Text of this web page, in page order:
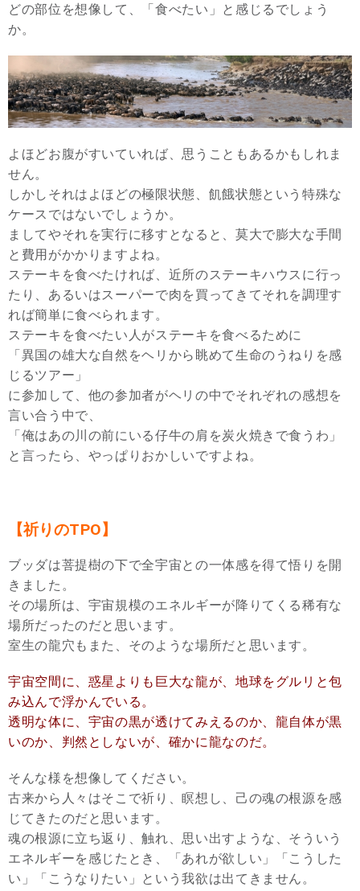
どの部位を想像して、「食べたい」と感じるでしょう
か。
よほどお腹がすいていれば、思うこともあるかもしれま
せん。
しかしそれはよほどの極限状態、飢餓状態という特殊な
ケースではないでしょうか。
ましてやそれを実行に移すとなると、莫大で膨大な手間
と費用がかかりますよね。
ステーキを食べたければ、近所のステーキハウスに行っ
たり、あるいはスーパーで肉を買ってきてそれを調理す
れば簡単に食べられます。
ステーキを食べたい人がステーキを食べるために
「異国の雄大な自然をヘリから眺めて生命のうねりを感
じるツアー」
に参加して、他の参加者がヘリの中でそれぞれの感想を
言い合う中で、
「俺はあの川の前にいる仔牛の肩を炭火焼きで食うわ」
と言ったら、やっぱりおかしいですよね。
【祈りのTPO】
ブッダは菩提樹の下で全宇宙との一体感を得て悟りを開
きました。
その場所は、宇宙規模のエネルギーが降りてくる稀有な
場所だったのだと思います。
室生の龍穴もまた、そのような場所だと思います。
宇宙空間に、惑星よりも巨大な龍が、地球をグルリと包
み込んで浮かんでいる。
透明な体に、宇宙の黒が透けてみえるのか、龍自体が黒
いのか、判然としないが、確かに龍なのだ。
そんな様を想像してください。
古来から人々はそこで祈り、瞑想し、己の魂の根源を感
じてきたのだと思います。
魂の根源に立ち返り、触れ、思い出すような、そういう
エネルギーを感じたとき、「あれが欲しい」「こうした
い」「こうなりたい」という我欲は出てきません。